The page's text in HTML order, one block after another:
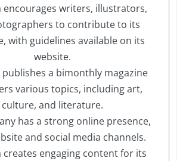
encourages writers, illustrators,
to contribute to its
with guidelines available on its
website.
publishes a bimonthly magazine
various topics, including art,
culture, and literature.
has a strong online presence,
and social media channels.
creates engaging content for its